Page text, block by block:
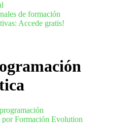
de formación
Accede gratis!